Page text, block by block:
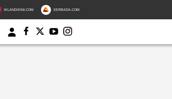
IKLANDISINI.COM SERBADA.COM